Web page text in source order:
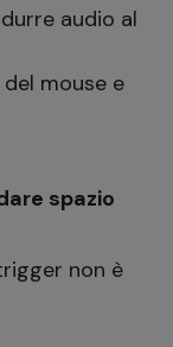
audio al
mouse e
spazio
non è